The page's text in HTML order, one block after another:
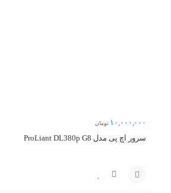
۱۰,۰۰۰,۰۰۰ تومان
سرور اچ پی مدل ProLiant DL380p G8